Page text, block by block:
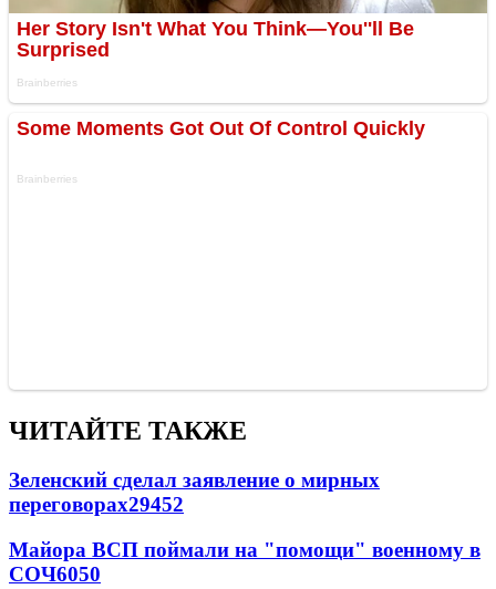
ЧИТАЙТЕ ТАКЖЕ
Зеленский сделал заявление о мирных
переговорах29452
Майора ВСП поймали на "помощи" военному в
СОЧ6050